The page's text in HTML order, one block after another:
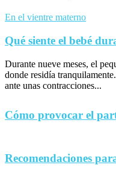
En el vientre materno
Qué siente el bebé
Durante nueve meses, el
donde residía
ante unas contracciones...
Cómo provocar el
Recomendaciones